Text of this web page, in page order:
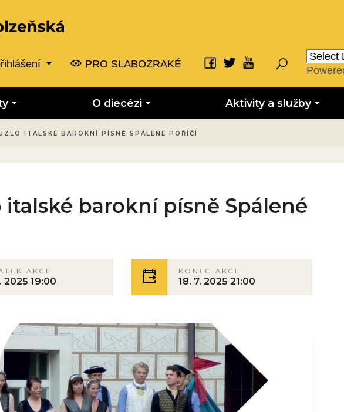
PRO SLABOZRAKÉ
O diecézi Aktivity a služby
ITALSKÉ BAROKNÍ PÍSNĚ SPÁLENÉ POŘÍČÍ
italské barokní písně Spálené
AKCE
2025 19:00
KONEC AKCE
18. 7. 2025 21:00